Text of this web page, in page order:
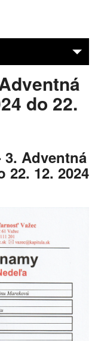
do 22.
3. Adventná
22. 12. 2024